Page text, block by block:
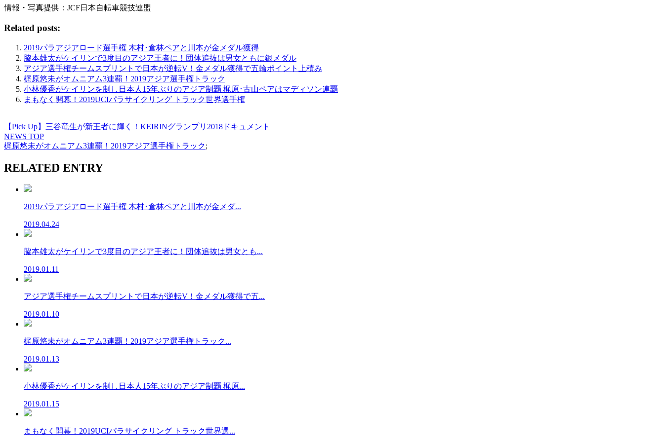
情報・写真提供：JCF日本自転車競技連盟
Related posts:
2019パラアジアロード選手権 木村･倉林ペアと川本が金メダル獲得
脇本雄太がケイリンで3度目のアジア王者に！団体追抜は男女ともに銀メダル
アジア選手権チームスプリントで日本が逆転V！金メダル獲得で五輪ポイント上積み
梶原悠未がオムニアム3連覇！2019アジア選手権トラック
小林優香がケイリンを制し日本人15年ぶりのアジア制覇 梶原･古山ペアはマディソン連覇
まもなく開幕！2019UCIパラサイクリング トラック世界選手権
【Pick Up】三谷竜生が新王者に輝く！KEIRINグランプリ2018ドキュメント
NEWS TOP
梶原悠未がオムニアム3連覇！2019アジア選手権トラック;
RELATED ENTRY
2019パラアジアロード選手権 木村･倉林ペアと川本が金メダ...
2019.04.24
脇本雄太がケイリンで3度目のアジア王者に！団体追抜は男女とも...
2019.01.11
アジア選手権チームスプリントで日本が逆転V！金メダル獲得で五...
2019.01.10
梶原悠未がオムニアム3連覇！2019アジア選手権トラック...
2019.01.13
小林優香がケイリンを制し日本人15年ぶりのアジア制覇 梶原...
2019.01.15
まもなく開幕！2019UCIパラサイクリング トラック世界選...